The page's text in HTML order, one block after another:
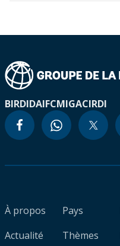
BIRDIDAIFCMIGACIRDI
À propos
Actualité
Pays
Thèmes